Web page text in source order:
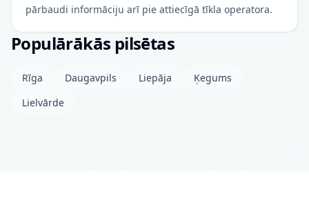
pārbaudi informāciju arī pie attiecīgā tīkla operatora.
Populārākās pilsētas
Rīga Daugavpils Liepāja
Ķegums
Lielvārde